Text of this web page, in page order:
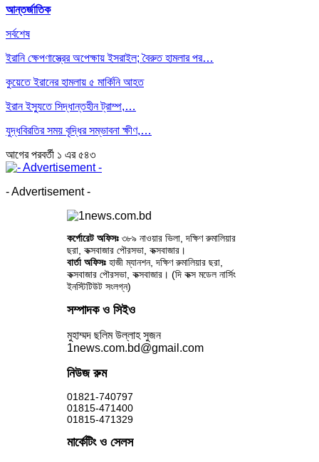
আন্তর্জাতিক
সর্বশেষ
ইরানি ক্ষেপণাস্ত্রের অপেক্ষায় ইসরাইল; বৈরুত হামলার পর…
কুয়েতে ইরানের হামলায় ৫ মার্কিনি আহত
ইরান ইস্যুতে সিদ্ধান্তহীন ট্রাম্প,…
যুদ্ধবিরতির সময় বৃদ্ধির সম্ভাবনা ক্ষীণ,…
আগেরপরবর্তী ১ এর ৫৪৩
- Advertisement -
কর্পোরেট অফিসঃ ৩৮৯ নাওয়ার ভিলা, দক্ষিণ রুমালিয়ার
ছরা, কক্সবাজার পৌরসভা, কক্সবাজার।
বার্তা অফিসঃহাজী ম্যানশন, দক্ষিণ রুমালিয়ার ছরা,
কক্সবাজার পৌরসভা, কক্সবাজার। (দি কক্স মডেল নার্সিং
ইনস্টিটিউট সংলগ্ন)
সম্পাদক ও সিইও
মুহাম্মদ ছলিম উল্লাহ সুজন
1news.com.bd@gmail.com
নিউজ রুম
01821-740797
01815-471400
01815-471329
মার্কেটিং ও সেলস